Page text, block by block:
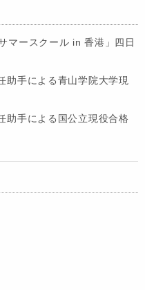
マースクール in 香港」四日
助手による青山学院大学現
助手による国公立現役合格